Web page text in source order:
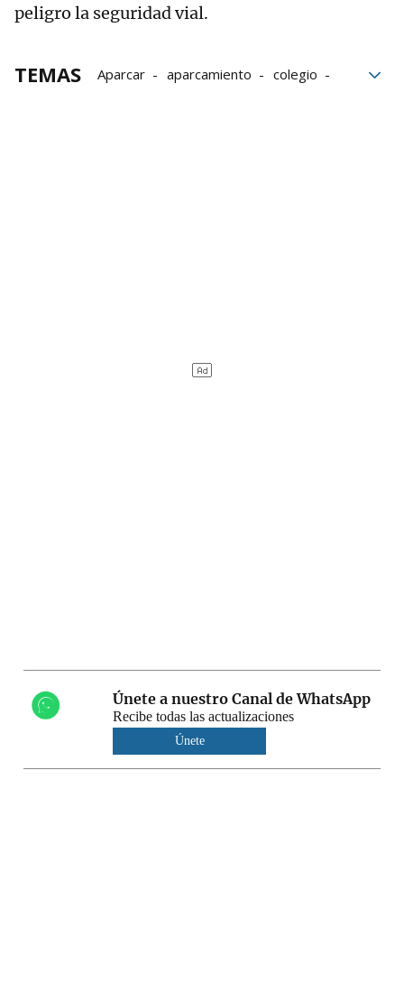
peligro la seguridad vial.
TEMAS Aparcar aparcamiento
colegio
Únete a nuestro Canal de WhatsApp
Recibe todas las actualizaciones
Únete